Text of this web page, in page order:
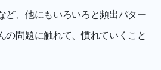
ど、他にもいろいろと頻出パター
の問題に触れて、慣れていくこと